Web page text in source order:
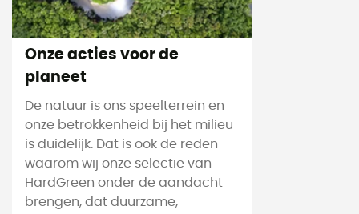
Onze acties voor de
planeet
De natuur is ons speelterrein en
onze betrokkenheid bij het milieu
is duidelijk. Dat is ook de reden
waarom wij onze selectie van
HardGreen onder de aandacht
brengen, dat duurzame,